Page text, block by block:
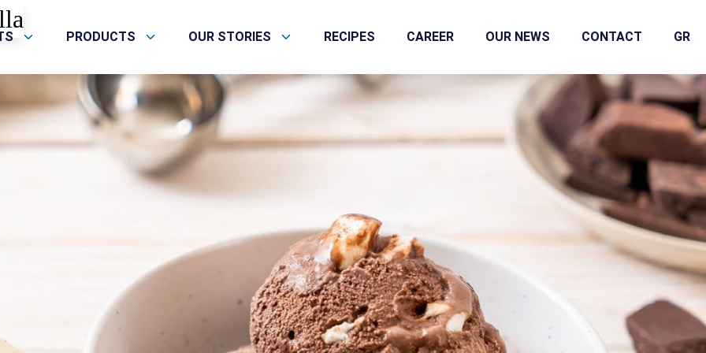
PRODUCTS OUR STORIES RECIPES CAREER OUR NEWS CONTACT GR